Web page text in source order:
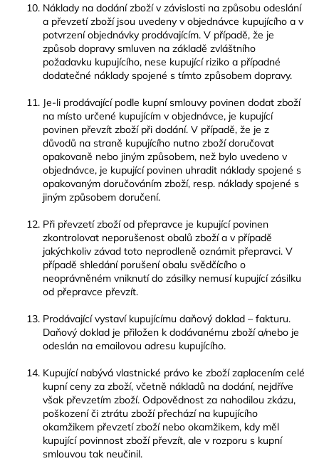
Náklady na dodání zboží v závislosti na způsobu odeslání
a převzetí zboží jsou uvedeny v objednávce kupujícího a v
potvrzení objednávky prodávajícím. V případě, že je
způsob dopravy smluven na základě zvláštního
požadavku kupujícího, nese kupující riziko a případné
dodatečné náklady spojené s tímto způsobem dopravy.
Je-li prodávající podle kupní smlouvy povinen dodat zboží
na místo určené kupujícím v objednávce, je kupující
povinen převzít zboží při dodání. V případě, že je z
důvodů na straně kupujícího nutno zboží doručovat
opakovaně nebo jiným způsobem, než bylo uvedeno v
objednávce, je kupující povinen uhradit náklady spojené s
opakovaným doručováním zboží, resp. náklady spojené s
jiným způsobem doručení.
Při převzetí zboží od přepravce je kupující povinen
zkontrolovat neporušenost obalů zboží a v případě
jakýchkoliv závad toto neprodleně oznámit přepravci. V
případě shledání porušení obalu svědčícího o
neoprávněném vniknutí do zásilky nemusí kupující zásilku
od přepravce převzít.
Prodávající vystaví kupujícímu daňový doklad – fakturu.
Daňový doklad je přiložen k dodávanému zboží a/nebo je
odeslán na emailovou adresu kupujícího.
Kupující nabývá vlastnické právo ke zboží zaplacením celé
kupní ceny za zboží, včetně nákladů na dodání, nejdříve
však převzetím zboží. Odpovědnost za nahodilou zkázu,
poškození či ztrátu zboží přechází na kupujícího
okamžikem převzetí zboží nebo okamžikem, kdy měl
kupující povinnost zboží převzít, ale v rozporu s kupní
smlouvou tak neučinil.